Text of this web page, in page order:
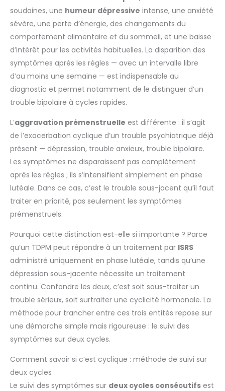
soudaines, une humeur dépressive intense, une anxiété
sévère, une perte d’énergie, des changements du
comportement alimentaire et du sommeil, et une baisse
d’intérêt pour les activités habituelles. La disparition des
symptômes après les règles — avec un intervalle libre
d’au moins une semaine — est indispensable au
diagnostic et permet notamment de le distinguer d’un
trouble bipolaire à cycles rapides.
L’aggravation prémenstruelle est différente : il s’agit
de l’exacerbation cyclique d’un trouble psychiatrique déjà
présent — dépression, trouble anxieux, trouble bipolaire.
Les symptômes ne disparaissent pas complètement
après les règles ; ils s’intensifient simplement en phase
lutéale. Dans ce cas, c’est le trouble sous-jacent qu’il faut
traiter en priorité, pas seulement les symptômes
prémenstruels.
Pourquoi cette distinction est-elle si importante ? Parce
qu’un TDPM peut répondre à un traitement par ISRS
administré uniquement en phase lutéale, tandis qu’une
dépression sous-jacente nécessite un traitement
continu. Confondre les deux, c’est soit sous-traiter un
trouble sérieux, soit surtraiter une cyclicité hormonale. La
méthode pour trancher entre ces trois entités repose sur
une démarche simple mais rigoureuse : le suivi des
symptômes sur deux cycles.
Comment savoir si c’est cyclique : méthode de suivi sur
deux cycles
Le suivi des symptômes sur deux cycles consécutifs est